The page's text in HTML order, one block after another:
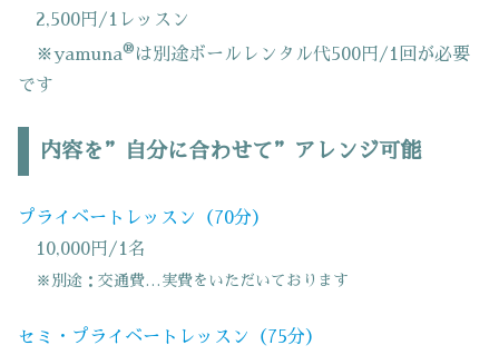
2,500円/1レッスン
※yamuna® は別途ボールレンタル代500円/1回が必要
です
内容を”自分に合わせて”アレンジ可能
プライベートレッスン（70分）
10,000円/1名
※別途：交通費…実費をいただいております
セミ・プライベートレッスン（75分）